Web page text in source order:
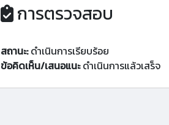
การตรวจสอบ
สถานะ:ดำเนินการเรียบร้อย
ข้อคิดเห็น/เสนอแนะดำเนินการแล้วเสร็จ